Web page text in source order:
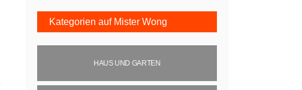
Kategorien auf Mister Wong
HAUS UND GARTEN